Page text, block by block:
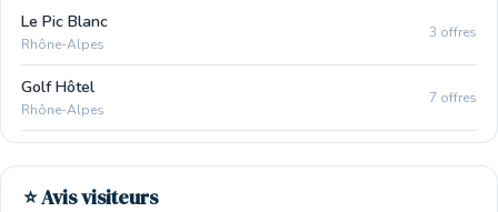
Le Pic Blanc
Rhône-Alpes
3 offres
Golf Hôtel
Rhône-Alpes
7 offres
⭐ Avis visiteurs